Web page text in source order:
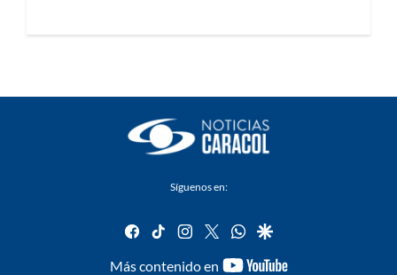
Síguenos en:
facebook
tiktok instagram
twitterwhatsapp
google
Más contenido en
youtube-